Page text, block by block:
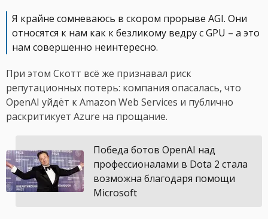
Я крайне сомневаюсь в скором прорыве AGI. Они
относятся к нам как к безликому ведру с GPU – а это
нам совершенно неинтересно.
При этом Скотт всё же признавал риск
репутационных потерь: компания опасалась, что
OpenAI уйдёт к Amazon Web Services и публично
раскритикует Azure на прощание.
Победа ботов OpenAI над
профессионалами в Dota 2 стала
возможна благодаря помощи
Microsoft